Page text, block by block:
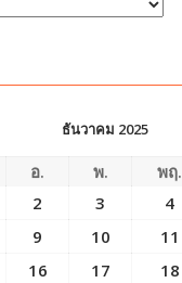
ธันวาคม 2025
อ. พ. พฤ.
2 3 4
9 10 11
16 17 18